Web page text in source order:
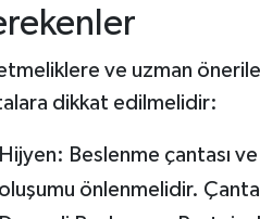
ve uzman
dikkat edilmelidir:
Hijyen: Beslenme çantası
oluşumu önlenmelidir.